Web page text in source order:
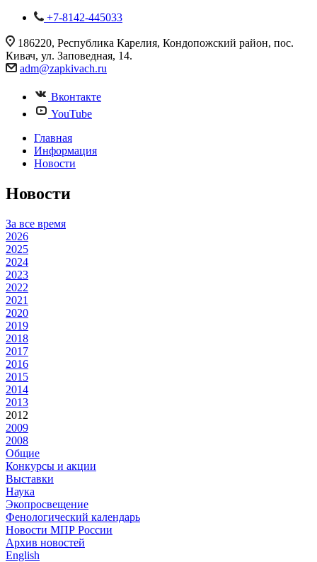
+7-8142-445033
186220, Республика Карелия, Кондопожский район, пос.
Кивач, ул. Заповедная, 14.
adm@zapkivach.ru
Вконтакте
YouTube
Главная
Информация
Новости
Новости
За все время
2026
2025
2024
2023
2022
2021
2020
2019
2018
2017
2016
2015
2014
2013
2012
2009
2008
Общие
Конкурсы и акции
Выставки
Наука
Экопросвещение
Фенологический календарь
Новости МПР России
Архив новостей
English